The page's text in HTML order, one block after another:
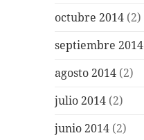
octubre 2014 (2)
septiembre 2014
agosto 2014 (2)
julio 2014 (2)
junio 2014 (2)